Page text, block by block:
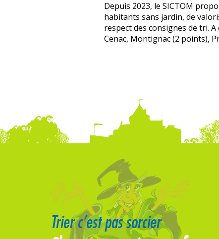
Depuis 2023, le SICTOM
habitants sans jardin, de
respect des consignes de tri.
Cenac, Montignac (2 points),
Trier c’est pas sorcier